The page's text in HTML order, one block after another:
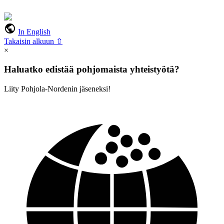
public In English
Takaisin alkuun ⇧
×
Haluatko edistää pohjomaista yhteistyötä?
Liity Pohjola-Nordenin jäseneksi!